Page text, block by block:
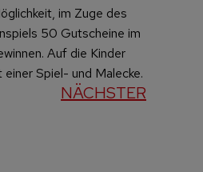
im Zuge des
50 Gutscheine im
Auf die Kinder
Spiel- und Malecke.
NÄCHSTER